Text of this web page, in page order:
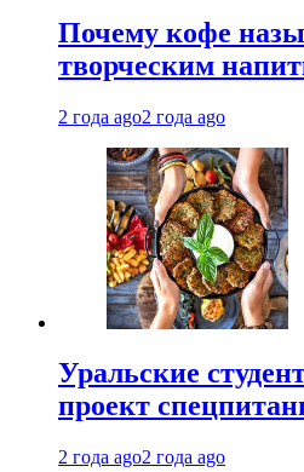
Почему кофе
творческим
2 года ago2 года ago
Уральские
проект
2 года ago2 года ago